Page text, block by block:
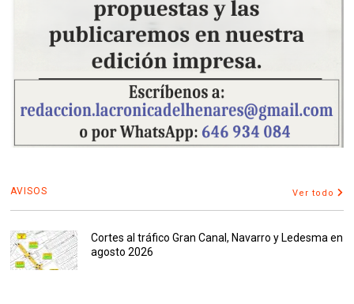
AVISOS Ver todo
Cortes al tráfico Gran Canal, Navarro y Ledesma en
agosto 2026